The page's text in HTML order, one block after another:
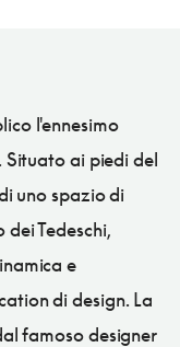
l'ennesimo
ai piedi del
uno spazio di
Tedeschi,
e
di design. La
famoso designer